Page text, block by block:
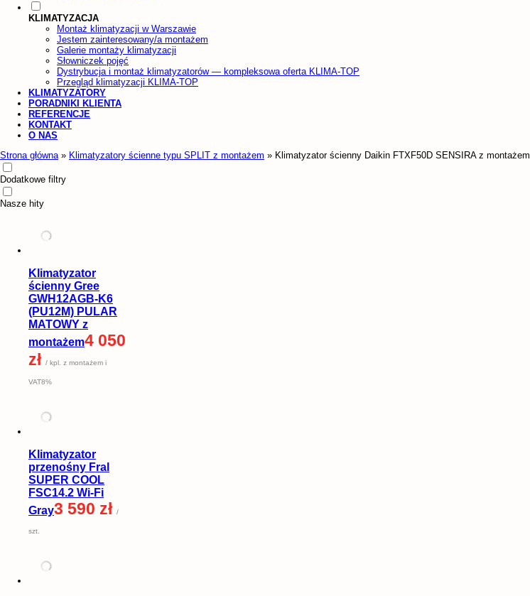
KLIMATYZACJA
Montaż klimatyzacji w Warszawie
Jestem zainteresowany/a montażem
Galerie montaży klimatyzacji
Słowniczek pojęć
Dystrybucja i montaż klimatyzatorów — kompleksowa oferta KLIMA-TOP
Przegląd klimatyzacji KLIMA-TOP
KLIMATYZATORY
PORADNIKI KLIENTA
REFERENCJE
KONTAKT
O NAS
Strona główna » Klimatyzatory ścienne typu SPLIT z montażem » Klimatyzator ścienny Daikin FTXF50D SENSIRA z montażem
Dodatkowe filtry
Nasze hity
Klimatyzator
ścienny Gree
GWH12AGB-K6
(PU12M) PULAR
MATOWY z
montażem4 050
zł / kpl. z montażem i
VAT8%
Klimatyzator
przenośny Fral
SUPER COOL
FSC14.2 Wi-Fi
Gray3 590 zł /
szt.